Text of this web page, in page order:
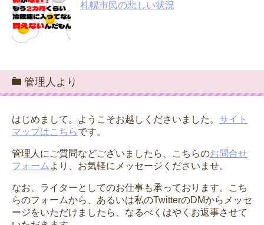
札幌市民の悲しい状況
管理人より
はじめまして。ようこそお越しくださいました。 サイト
マップはこちらです。
管理人にご質問などございましたら、こちらのお問合せ
フォーム より、お気軽にメッセージくださいませ。
なお、ライターとしてのお仕事も承っております。こち
らのフォームから、あるいは私のTwitterのDMからメッセ
ージをいただけましたら、なるべくはやくお返事させて